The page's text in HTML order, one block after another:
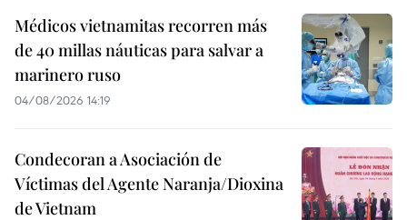
Médicos vietnamitas recorren más
de 40 millas náuticas para salvar a
marinero ruso
04/08/2026 14:19
Condecoran a Asociación de
Víctimas del Agente Naranja/Dioxina
de Vietnam